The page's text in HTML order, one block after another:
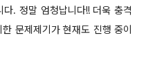
. 정말 엄청납니다!! 더욱 충격
문제제기가 현재도 진행 중이